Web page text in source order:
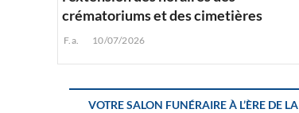
crématoriums et des cimetières
F.a. 10/07/2026
VOTRE SALON FUNÉRAIRE À L’ÈRE DE LA